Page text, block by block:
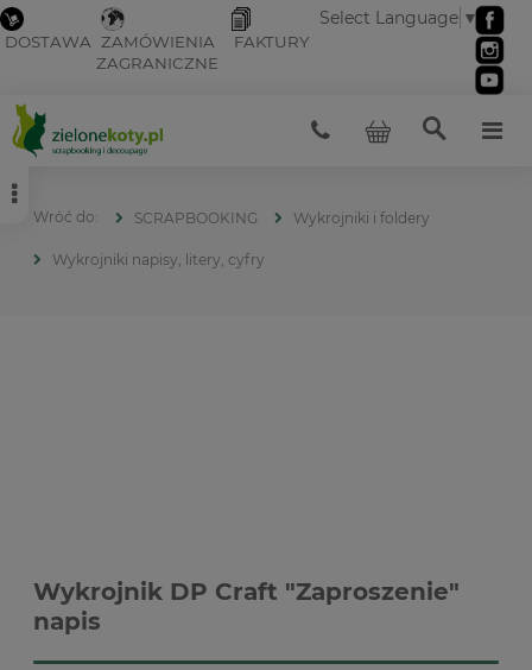
DOSTAWA ZAMÓWIENIA
ZAGRANICZNE
FAKTURY
Select Language ▼
SCRAPBOOKING Wykrojniki i foldery
Wykrojniki napisy, litery, cyfry
Wykrojnik DP Craft "Zaproszenie"
napis